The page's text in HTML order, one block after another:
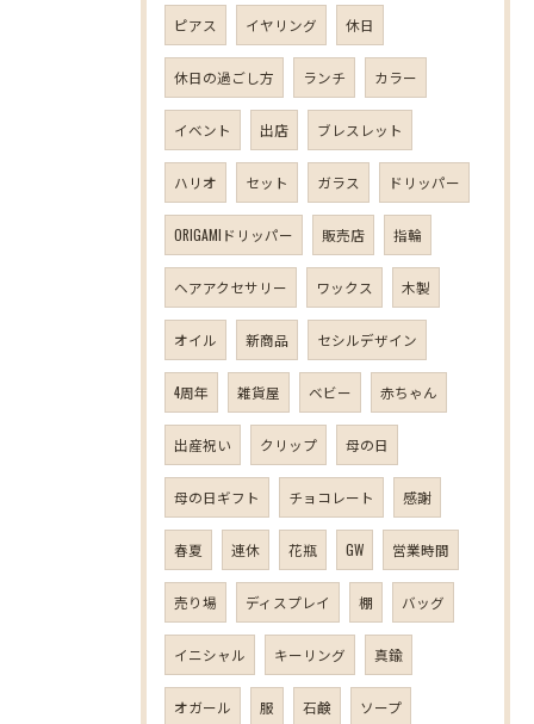
ピアス イヤリング 休日
休日の過ごし方 ランチ カラー
イベント 出店 ブレスレット
ハリオ セット ガラス ドリッパー
ORIGAMIドリッパー 販売店 指輪
ヘアアクセサリー ワックス 木製
オイル 新商品 セシルデザイン
4周年 雑貨屋 ベビー 赤ちゃん
出産祝い クリップ 母の日
母の日ギフト チョコレート 感謝
春夏 連休 花瓶 GW 営業時間
売り場 ディスプレイ 棚 バッグ
イニシャル キーリング 真鍮
オガール 服 石鹸 ソープ